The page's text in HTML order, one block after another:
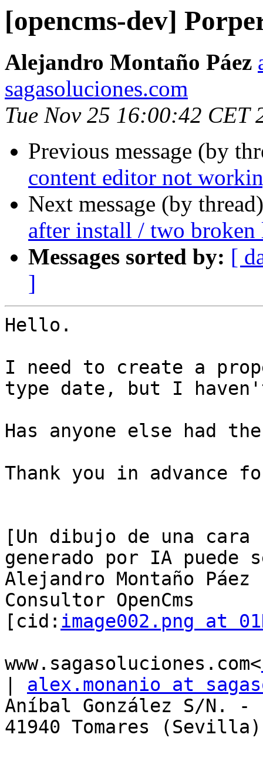
[opencms-dev]
Alejandro Montaño Páez
sagasoluciones.com
Tue Nov 25 16:00:42 CET
Previous message (by
content editor not
Next message (by
after install / two broken
Messages sorted by: [
]
Hello.
I need to create a
type date, but I
Has anyone else had the
Thank you in advance
[Un dibujo de una
generado por IA
Alejandro Montaño Páez
Consultor OpenCms
[cid: image002.png at
www.sagasoluciones.com<
alex.monanio at
Aníbal González S/
41940 Tomares (Sevilla)